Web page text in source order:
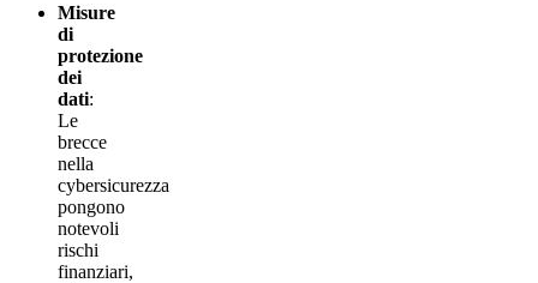
Misure
di
protezione
dei
dati:
Le
brecce
nella
cybersicurezza
pongono
notevoli
rischi
finanziari,